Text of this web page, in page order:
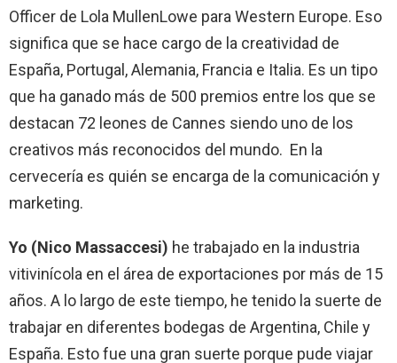
Officer de Lola MullenLowe para Western Europe. Eso
significa que se hace cargo de la creatividad de
España, Portugal, Alemania, Francia e Italia. Es un tipo
que ha ganado más de 500 premios entre los que se
destacan 72 leones de Cannes siendo uno de los
creativos más reconocidos del mundo. En la
cervecería es quién se encarga de la comunicación y
marketing.
Yo (Nico Massaccesi) he trabajado en la industria
vitivinícola en el área de exportaciones por más de 15
años. A lo largo de este tiempo, he tenido la suerte de
trabajar en diferentes bodegas de Argentina, Chile y
España. Esto fue una gran suerte porque pude viajar